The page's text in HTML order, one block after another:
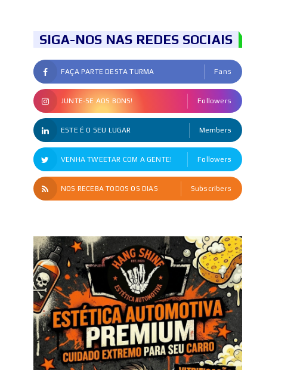
SIGA-NOS NAS REDES SOCIAIS
FAÇA PARTE DESTA TURMA Fans
JUNTE-SE AOS BONS! Followers
ESTE É O SEU LUGAR Members
VENHA TWEETAR COM A GENTE! Followers
NOS RECEBA TODOS OS DIAS Subscribers